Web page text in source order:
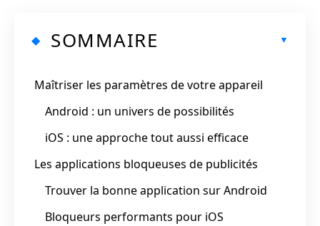
SOMMAIRE
Maîtriser les paramètres de votre appareil
Android : un univers de possibilités
iOS : une approche tout aussi efficace
Les applications bloqueuses de publicités
Trouver la bonne application sur Android
Bloqueurs performants pour iOS